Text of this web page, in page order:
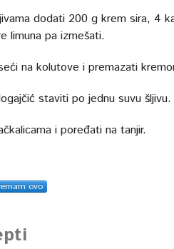
dodati 200 g krem sira, 4
limuna pa izmešati.
na kolutove i premazati
staviti po jednu suvu šljivu.
i poređati na tanjir.
ovo